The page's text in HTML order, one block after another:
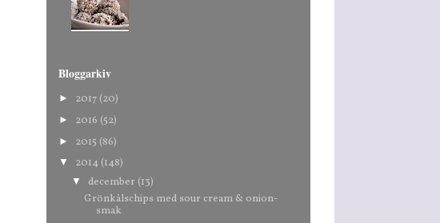
Bloggarkiv
► 2017 (20)
► 2016 (52)
► 2015 (86)
▼ 2014 (148)
▼ december (13)
Grönkålschips med sour cream & onion-
smak